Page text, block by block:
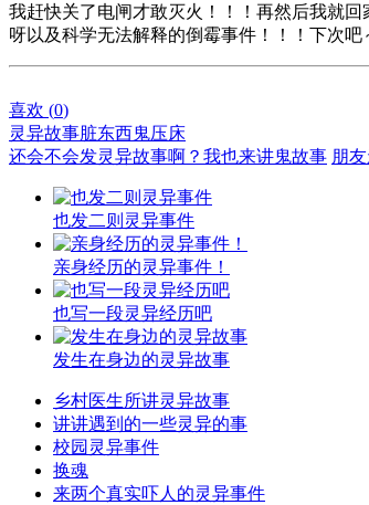
我赶快关了电闸才敢灭火！！！再然后我就
呀以及科学无法解释的倒霉事件！！！下次吧
喜欢 (0)
灵异故事脏东西鬼压床
还会不会发灵异故事啊？我也来讲鬼故事 朋
也发二则灵异事件
亲身经历的灵异事件！
也写一段灵异经历吧
发生在身边的灵异故事
乡村医生所讲灵异故事
讲讲遇到的一些灵异的事
校园灵异事件
换魂
来两个真实吓人的灵异事件